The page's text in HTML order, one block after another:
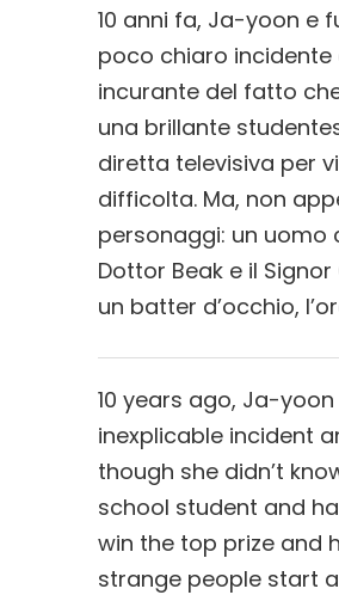
10 anni fa, Ja-yoon e
poco chiaro
incurante del fatto
una brillante
diretta televisiva per
difficolta. Ma, non
personaggi: un uomo
Dottor Beak e il
un batter d’occhio,
10 years ago, Ja-
inexplicable incident
though she didn’t
school student and
win the top prize and
strange people start